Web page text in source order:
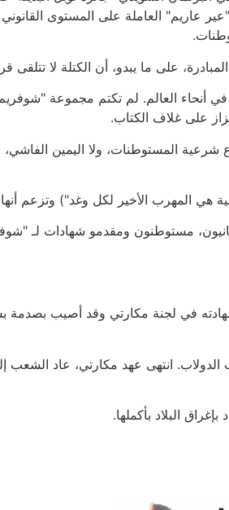
عاريم" العاملة على المستوى
على ما يبدو، أن الكتلة لا
العالم. لم تكتم مجموعة "شوفريم
المستوطنات، ولا اليمين الفاشي،
هي المهرب الأخير لكل وغد") وتزعم
مستوطنون ومقدمو شهادات لـ
في لجنة مكارتي وقد أصيب بصدمة
انتهى عهد مكارتي، عاد الشعب
البلاد بأكملها.